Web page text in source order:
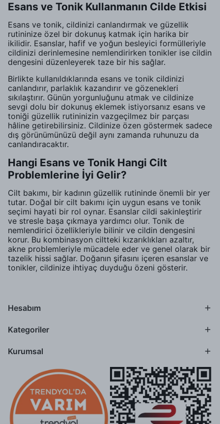
Esans ve Tonik Kullanmanın Cilde Etkisi
Esans ve tonik, cildinizi canlandırmak ve güzellik
rutininize özel bir dokunuş katmak için harika bir
ikilidir. Esanslar, hafif ve yoğun besleyici formülleriyle
cildinizi derinlemesine nemlendirirken tonikler ise cildin
dengesini düzenleyerek taze bir his sağlar.
Birlikte kullanıldıklarında esans ve tonik cildinizi
canlandırır, parlaklık kazandırır ve gözenekleri
sıkılaştırır. Günün yorgunluğunu atmak ve cildinize
sevgi dolu bir dokunuş eklemek istiyorsanız esans ve
toniği güzellik rutininizin vazgeçilmez bir parçası
hâline getirebilirsiniz. Cildinize özen göstermek sadece
dış görünümünüzü değil aynı zamanda ruhunuzu da
canlandıracaktır.
Hangi Esans ve Tonik Hangi Cilt
Problemlerine İyi Gelir?
Cilt bakımı, bir kadının güzellik rutininde önemli bir yer
tutar. Doğal bir cilt bakımı için uygun esans ve tonik
seçimi hayati bir rol oynar. Esanslar cildi sakinleştirir
ve stresle başa çıkmaya yardımcı olur. Tonik de
nemlendirici özellikleriyle bilinir ve cildin dengesini
korur. Bu kombinasyon ciltteki kızarıklıkları azaltır,
akne problemleriyle mücadele eder ve genel olarak bir
tazelik hissi sağlar. Doğanın şifasını içeren esanslar ve
tonikler, cildinize ihtiyaç duyduğu özeni gösterir.
Hesabım
Kategoriler
Kurumsal